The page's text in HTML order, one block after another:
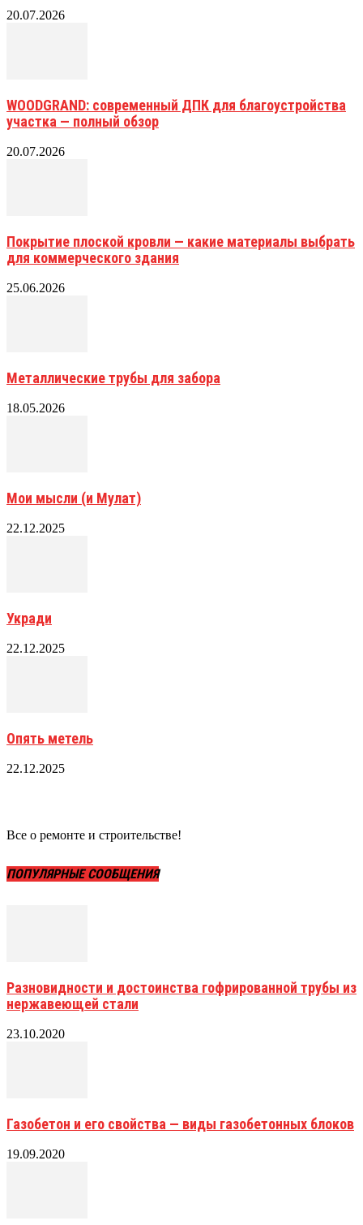
20.07.2026
WOODGRAND: современный ДПК для благоустройства
участка — полный обзор
20.07.2026
Покрытие плоской кровли — какие материалы выбрать
для коммерческого здания
25.06.2026
Металлические трубы для забора
18.05.2026
Мои мысли (и Мулат)
22.12.2025
Укради
22.12.2025
Опять метель
22.12.2025
Все о ремонте и строительстве!
ПОПУЛЯРНЫЕ СООБЩЕНИЯ
Разновидности и достоинства гофрированной трубы из
нержавеющей стали
23.10.2020
Газобетон и его свойства — виды газобетонных блоков
19.09.2020